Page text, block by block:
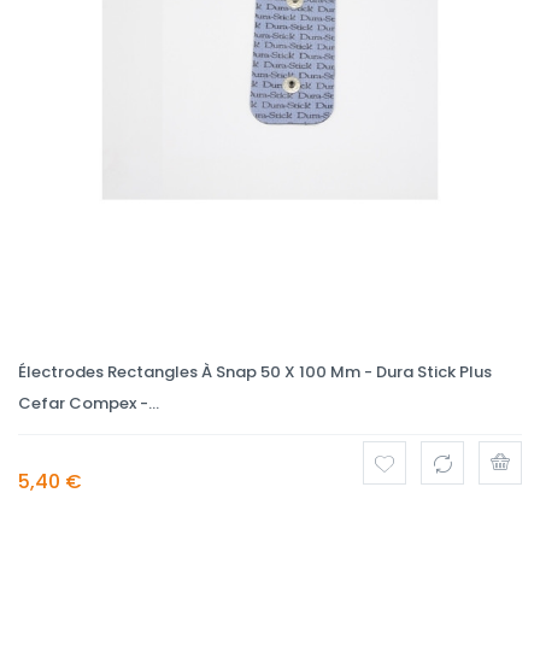
Électrodes Rectangles À Snap 50 X 100 Mm - Dura Stick Plus
Cefar Compex -...
5,40 €